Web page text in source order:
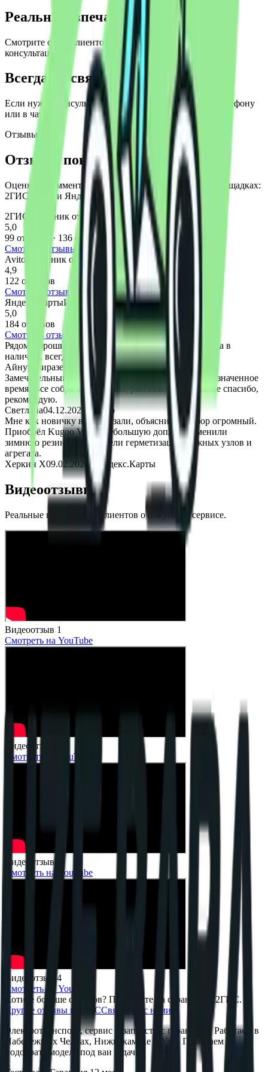
Реальные впечатления
Смотрите опыт клиентов по покупке, сервису и
консультациям.
Всегда на связи
Если нужна консультация — быстро подскажем по телефону
или в чате.
Отзывы
Отзывы покупателей
Оценки и комментарии клиентов на независимых площадках:
2ГИС, Avito и Яндекс.Карты.
2ГИС
Источник отзывов
5,0
99 отзывов · 136 оценок
Смотреть отзывы
Avito Источник отзывов
4,9
122 отзывов
Смотреть отзывы
Яндекс.КартыИсточник отзывов
5,0
184 отзывов
Смотреть отзывы
Рядом, хороший персонал, вежливое общение, всегда в
наличии, всегда много чего интересного.
Айнур Сиразев
05.12.2025 ·2ГИС
Замечательный магазин. Доставили к порогу и в назначенное
время. Все собрали, показали, рассказали. Огромное спасибо,
рекомендую.
Светлана04.12.2025 · Avito
Мне как новичку всё показали, объяснили, выбор огромный.
Приобрёл Kugoo V6, за небольшую доплату заменили
зимнюю резину и произвели герметизацию важных узлов и
агрегата.
Херкин Х09.02.2026· Яндекс.Карты
Видеоотзывы
Реальные впечатления клиентов о покупке и сервисе.
Видеоотзыв 1
Смотреть на YouTube
Видеоотзыв 2
Смотреть на YouTube
Видеоотзыв 3
Смотреть на YouTube
Видеоотзыв 4
Смотреть на YouTube
Хотите больше отзывов? Перейдите на страницу в 2ГИС.
Другие отзывы в 2ГИССвязаться с нами
Электротранспорт, сервис и запчасти с гарантией. Работаем в
Набережных Челнах, Нижнекамске и Уфе. Помогаем
подобрать модель под ваи задачи.